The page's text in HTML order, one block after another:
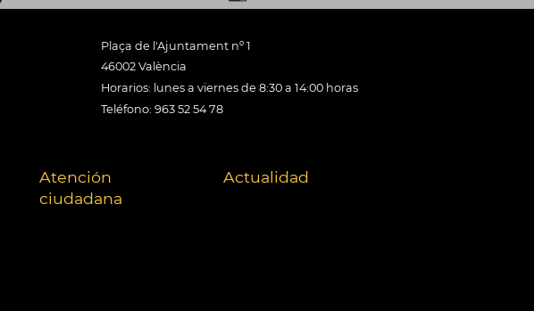
Plaça de l'Ajuntament nº 1
46002 València
Horarios: lunes a viernes de 8:30 a 14:00 horas
Teléfono: 963 52 54 78
Atención
ciudadana
Actualidad